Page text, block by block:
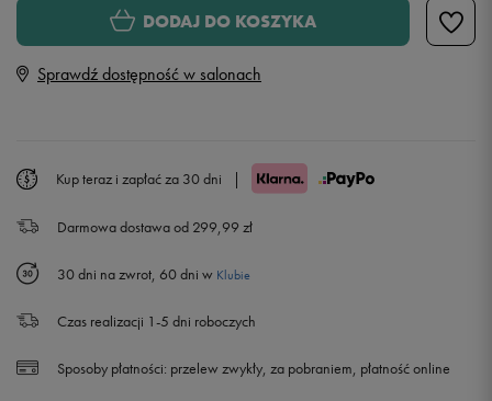
M
XL
DODAJ DO KOSZYKA
Sprawdź dostępność w salonach
Kup teraz i zapłać za 30 dni |
Darmowa dostawa od 299,99 zł
30 dni na zwrot, 60 dni w Klubie
Czas realizacji 1-5 dni roboczych
Sposoby płatności: przelew zwykły, za pobraniem, płatność online